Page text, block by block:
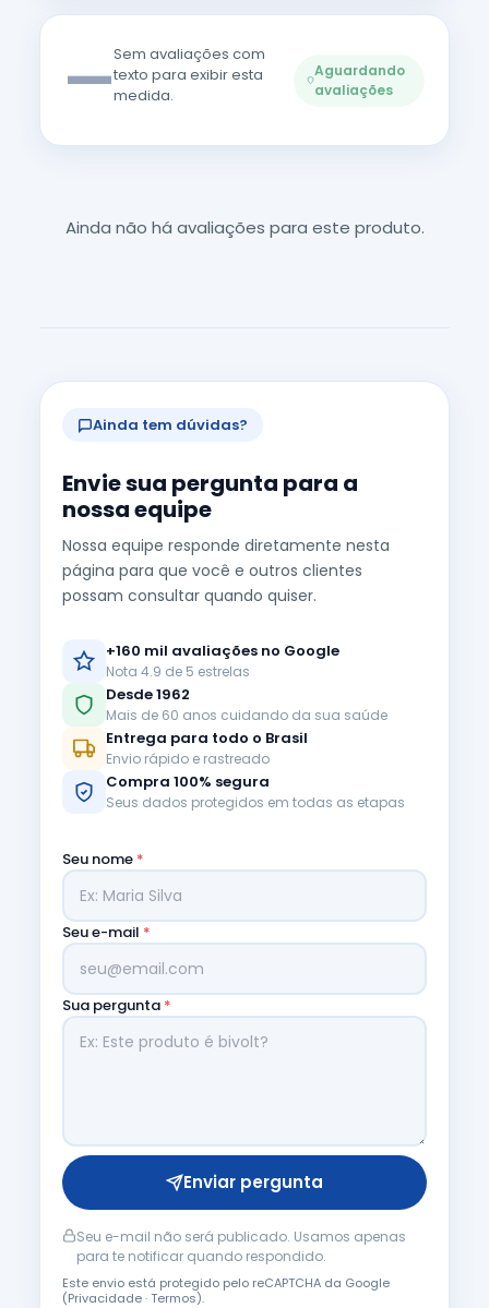
—Sem avaliações com
texto para exibir esta
medida.
Aguardando
avaliações
Ainda não há avaliações para este produto.
Ainda tem dúvidas?
Envie sua pergunta para a
nossa equipe
Nossa equipe responde diretamente nesta
página para que você e outros clientes
possam consultar quando quiser.
+160 mil avaliações no Google
Nota 4.9 de 5 estrelas
Desde 1962
Mais de 60 anos cuidando da sua saúde
Entrega para todo o Brasil
Envio rápido e rastreado
Compra 100% segura
Seus dados protegidos em todas as etapas
Seu nome *
Seu e-mail *
Sua pergunta *
Enviar pergunta
Seu e-mail não será publicado. Usamos apenas
para te notificar quando respondido.
Este envio está protegido pelo reCAPTCHA da Google
(Privacidade·Termos).